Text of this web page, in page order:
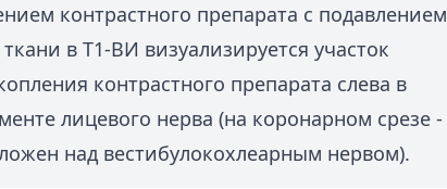
контрастного препарата с подавлением
в Т1-ВИ визуализируется участок
контрастного препарата слева в
лицевого нерва (на коронарном срезе -
над вестибулокохлеарным нервом).